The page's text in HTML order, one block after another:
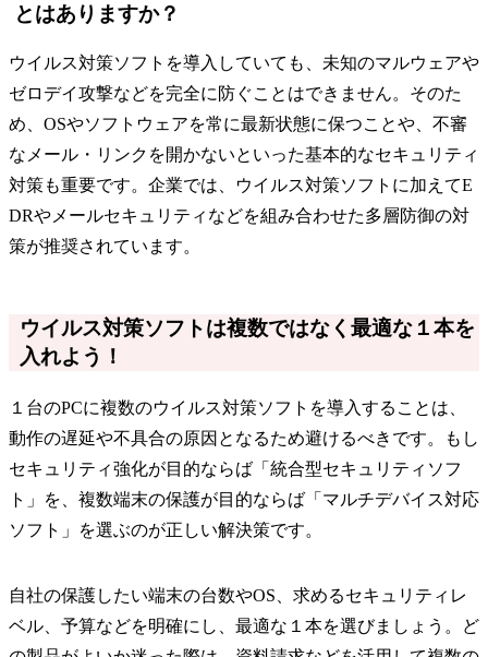
とはありますか？
ウイルス対策ソフトを導入していても、未知のマルウェアや
ゼロデイ攻撃などを完全に防ぐことはできません。そのた
め、OSやソフトウェアを常に最新状態に保つことや、不審
なメール・リンクを開かないといった基本的なセキュリティ
対策も重要です。企業では、ウイルス対策ソフトに加えてE
DRやメールセキュリティなどを組み合わせた多層防御の対
策が推奨されています。
ウイルス対策ソフトは複数ではなく最適な１本を
入れよう！
１台のPCに複数のウイルス対策ソフトを導入することは、
動作の遅延や不具合の原因となるため避けるべきです。もし
セキュリティ強化が目的ならば「統合型セキュリティソフ
ト」を、複数端末の保護が目的ならば「マルチデバイス対応
ソフト」を選ぶのが正しい解決策です。
自社の保護したい端末の台数やOS、求めるセキュリティレ
ベル、予算などを明確にし、最適な１本を選びましょう。ど